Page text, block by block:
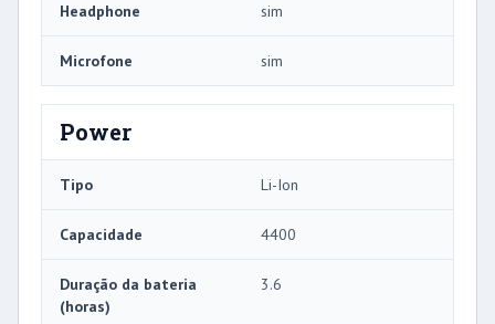
Headphone sim
Microfone sim
Power
Tipo Li-Ion
Capacidade 4400
Duração da bateria
(horas)
3.6